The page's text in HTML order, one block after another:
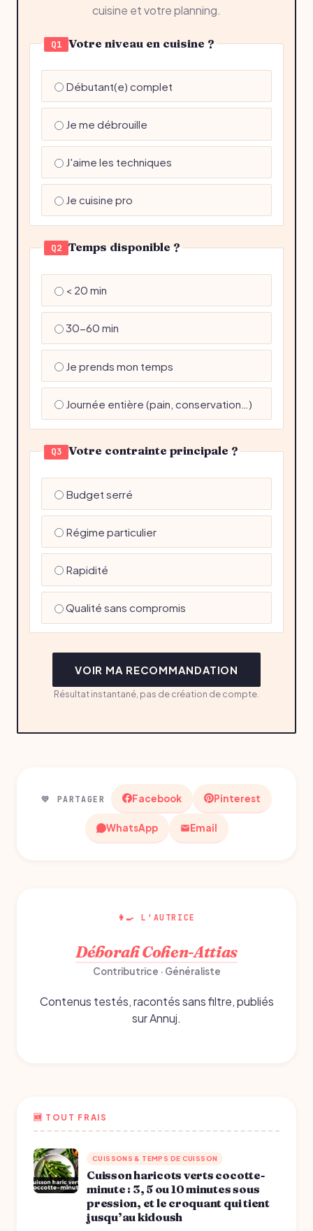
cuisine et votre planning.
Q1 Votre niveau en cuisine ?
Débutant(e) complet
Je me débrouille
J'aime les techniques
Je cuisine pro
Q2 Temps disponible ?
< 20 min
30-60 min
Je prends mon temps
Journée entière (pain, conservation…)
Q3 Votre contrainte principale ?
Budget serré
Régime particulier
Rapidité
Qualité sans compromis
VOIR MA RECOMMANDATION
Résultat instantané, pas de création de compte.
💛 PARTAGER Facebook Pinterest
WhatsApp Email
👩‍🍳 L'AUTRICE
Déborah Cohen-Attias
Contributrice · Généraliste
Contenus testés, racontés sans filtre, publiés
sur Annuj.
🆕 TOUT FRAIS
CUISSONS & TEMPS DE CUISSON
Cuisson haricots verts cocotte-
minute : 3, 5 ou 10 minutes sous
pression, et le croquant qui tient
jusqu’au kidoush